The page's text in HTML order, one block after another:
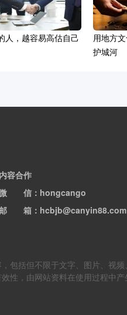
人，越容易高估自己
用地方
护城河
内容合作
信：hongcango
邮箱：hcbjb@canyin88.com
包括但不限于文字、图片、视
性，由网站资料在使用过程中